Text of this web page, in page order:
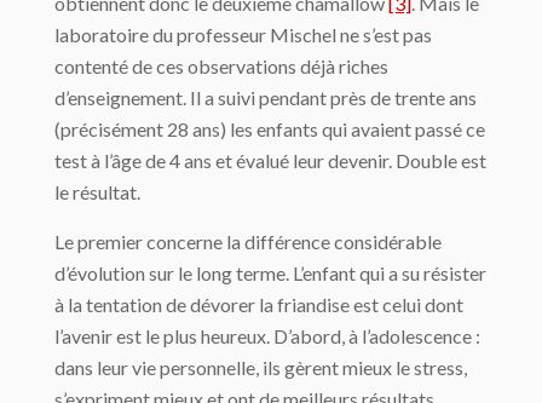
laboratoire du professeur Mischel ne s’est pas
contenté de ces observations déjà riches
d’enseignement. Il a suivi pendant près de trente ans
(précisément 28 ans) les enfants qui avaient passé ce
test à l’âge de 4 ans et évalué leur devenir. Double est
le résultat.
Le premier concerne la différence considérable
d’évolution sur le long terme. L’enfant qui a su résister
à la tentation de dévorer la friandise est celui dont
l’avenir est le plus heureux. D’abord, à l’adolescence :
dans leur vie personnelle, ils gèrent mieux le stress,